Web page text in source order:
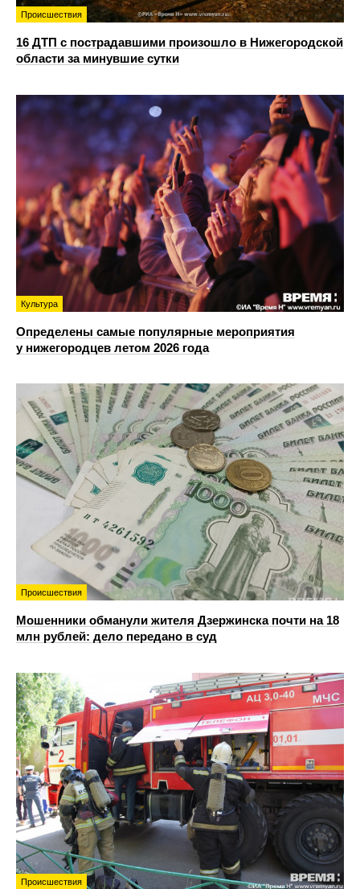
Происшествия
16 ДТП с пострадавшими произошло в Нижегородской
области за минувшие сутки
Культура
Определены самые популярные мероприятия
у нижегородцев летом 2026 года
Происшествия
Мошенники обманули жителя Дзержинска почти на 18
млн рублей: дело передано в суд
Происшествия